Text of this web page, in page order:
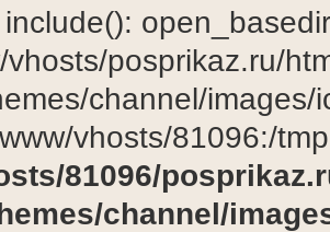
include():
vhosts/posprikaz.ru/
channel/
vhosts/81096:/
81096/
channel/